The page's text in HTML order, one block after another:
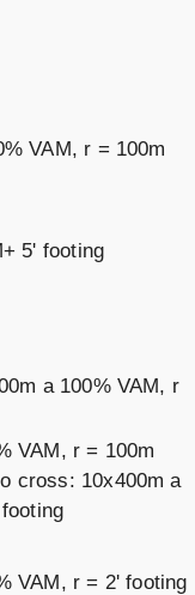
VAM, r = 100m
5' footing
a 100% VAM, r
VAM, r = 100m
cross: 10x400m a
VAM, r = 2' footing